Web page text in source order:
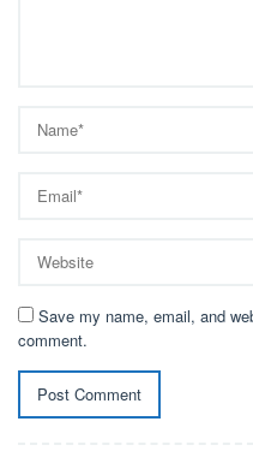
Save my name, email, and
comment.